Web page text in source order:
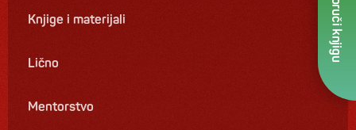
Poruči knjigu
Knjige i materijali
Lično
Mentorstvo